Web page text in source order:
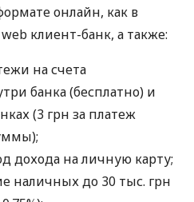
онлайн, как в
клиент-банк, а также:
на счета
банка (бесплатно) и
(3 грн за платеж
дохода на личную карту;
наличных до 30 тыс. грн